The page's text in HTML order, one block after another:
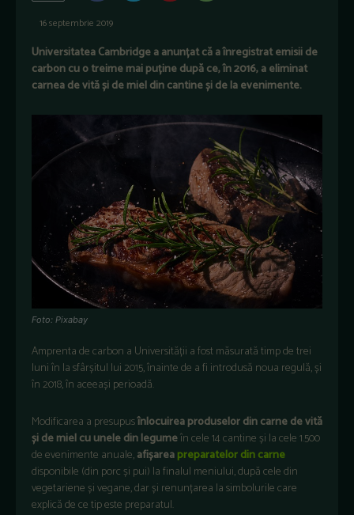
16 septembrie 2019
Universitatea Cambridge a anunțat că a înregistrat emisii de
carbon cu o treime mai puține după ce, în 2016, a eliminat
carnea de vită și de miel din cantine și de la evenimente.
Foto: Pixabay
Amprenta de carbon a Universității a fost măsurată timp de trei
luni în la sfârșitul lui 2015, înainte de a fi introdusă noua regulă, și
în 2018, în aceeași perioadă.
Modificarea a presupusînlocuirea produselor din carne de vită
și de miel cu unele din legumeîn cele 14 cantine și la cele 1.500
de evenimente anuale,afișareapreparatelor din carne
disponibile (din porc și pui) la finalul meniului, după cele din
vegetariene și vegane, dar și renunțarea la simbolurile care
explică de ce tip este preparatul.